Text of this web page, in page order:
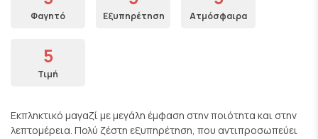
Φαγητό Εξυπηρέτηση Ατμόσφαιρα
5
Τιμή
Εκπληκτικό μαγαζί με μεγάλη έμφαση στην ποιότητα και στην
λεπτομέρεια. Πολύ ζέστη εξυπηρέτηση, που αντιπροσωπεύει